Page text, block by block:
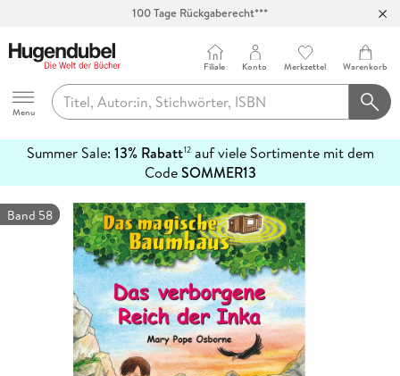
100 Tage Rückgaberecht***
Hugendubel
Menu
Filiale Konto Merkzettel Warenkorb
Summer Sale: 13% Rabatt12auf viele Sortimente mit dem
CodeSOMMER13
erfahren
Band 58